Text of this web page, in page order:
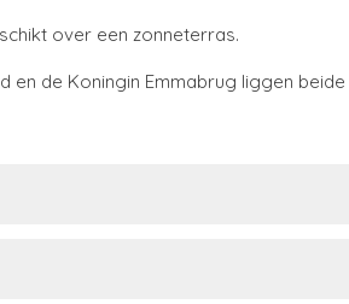
over een zonneterras.
en de Koningin Emmabrug liggen beide